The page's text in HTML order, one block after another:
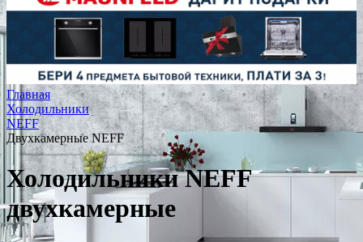
Главная
Холодильники
NEFF
Двухкамерные NEFF
Холодильники NEFF
двухкамерные